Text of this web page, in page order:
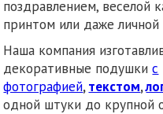
поздравлением, веселой
принтом или даже
Наша компания
декоративные подушкис
фотографией,текстом,
одной штуки до крупной